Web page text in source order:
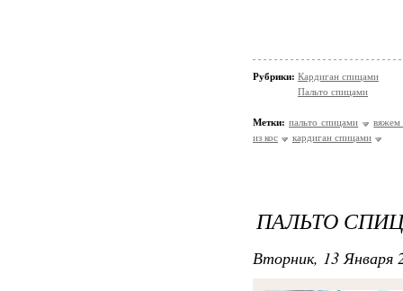
Рубрики: Кардиган спицами
Пальто спицами
Метки: пальто спицами
вяжем
из кос
кардиган спицами
ПАЛЬТО
Вторник, 13 Января